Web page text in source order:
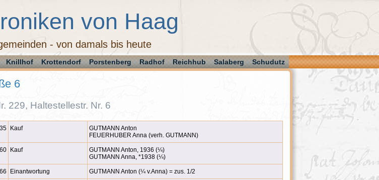
von Haag
- von damals bis heute
Knillhof Krottendorf Porstenberg Radhof Reichhub Salaberg Schudutz
6
229, Haltestellestr. Nr. 6
Kauf
GUTMANN Anton
FEUERHUBER Anna (verh. GUTMANN)
Kauf
GUTMANN Anton, 1936 (¼)
GUTMANN Anna, *1938 (¼)
Einantwortung GUTMANN Anton (¼ v.Anna) = zus. 1/2